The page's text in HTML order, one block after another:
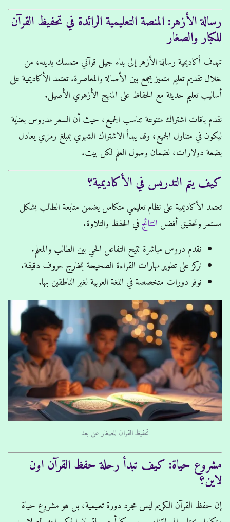
رسالة الأزهر: المنصة التعليمية الرائدة في تحفيظ القرآن
للكبار والصغار
تهدف أكاديمية رسالة الأزهر إلى بناء جيل قرآني متمسك بدينه، من
خلال تقديم تعليم متميز يجمع بين الأصالة والمعاصرة. تعتمد الأكاديمية على
أساليب تعليم حديثة مع الحفاظ على المنهج الأزهري الأصيل.
نقدم باقات اشتراك متنوعة تناسب الجميع، حيث أن السعر مدروس بعناية
ليكون في متناول الجميع، وقد يبدأ الاشتراك الشهري بمبلغ رمزي يعادل
بضعة دولارات، لضمان وصول العلم لكل بيت.
كيف يتم التدريس في الأكاديمية؟
تعتمد الأكاديمية على نظام تعليمي متكامل يضمن متابعة الطالب بشكل
مستمر وتحقيق أفضل النتائجفي الحفظ والتلاوة.
نقدم دروس مباشرة تتيح التفاعل الحي بين الطالب والمعلم.
نركز على تطوير مهارات القراءة الصحيحة بمخارج حروف دقيقة.
نوفر دورات متخصصة في اللغة العربية لغير الناطقين بها.
تحفيظ القران للصغار عن بعد
مشروع حياة: كيف تبدأ رحلة حفظ القرآن اون
لاين؟
إن حفظ القرآن الكريم ليس مجرد دورة تعليمية، بل هو مشروع حياة